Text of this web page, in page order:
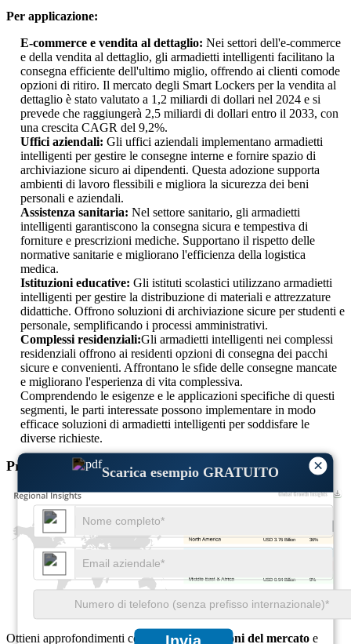
×
Scarica esempio GRATUITO
Per applicazione:
E-commerce e vendita al dettaglio: Nei settori dell'e-commerce
e della vendita al dettaglio, gli armadietti intelligenti facilitano la
consegna efficiente dell'ultimo miglio, offrendo ai clienti comode
opzioni di ritiro. Il mercato degli Smart Lockers per la vendita al
dettaglio è stato valutato a 1,2 miliardi di dollari nel 2024 e si
prevede che raggiungerà 2,5 miliardi di dollari entro il 2033, con
una crescita CAGR del 9,2%.
Uffici aziendali: Gli uffici aziendali implementano armadietti
intelligenti per gestire le consegne interne e fornire spazio di
archiviazione sicuro ai dipendenti. Questa adozione supporta
ambienti di lavoro flessibili e migliora la sicurezza dei beni
personali e aziendali.
Assistenza sanitaria: Nel settore sanitario, gli armadietti
intelligenti garantiscono la consegna sicura e tempestiva di
forniture e prescrizioni mediche. Supportano il rispetto delle
normative sanitarie e migliorano l'efficienza della logistica
medica.
Istituzioni educative: Gli istituti scolastici utilizzano armadietti
intelligenti per gestire la distribuzione di materiali e attrezzature
didattiche. Offrono soluzioni di archiviazione sicure per studenti e
personale, semplificando i processi amministrativi.
Complessi residenziali:Gli armadietti intelligenti nei complessi
residenziali offrono ai residenti opzioni di consegna dei pacchi
sicure e convenienti. Affrontano le sfide delle consegne mancate
e migliorano l'esperienza di vita complessiva.
Comprendendo le esigenze e le applicazioni specifiche di questi
segmenti, le parti interessate possono implementare in modo
efficace soluzioni di armadietti intelligenti per soddisfare le
diverse richieste.
Prospettive regionali del sistema Smart Locker
9%
USD 0.94 Billion
36%
USD 3.76 Billion
Ottieni approfondimenti completi sudimensioni del mercato e